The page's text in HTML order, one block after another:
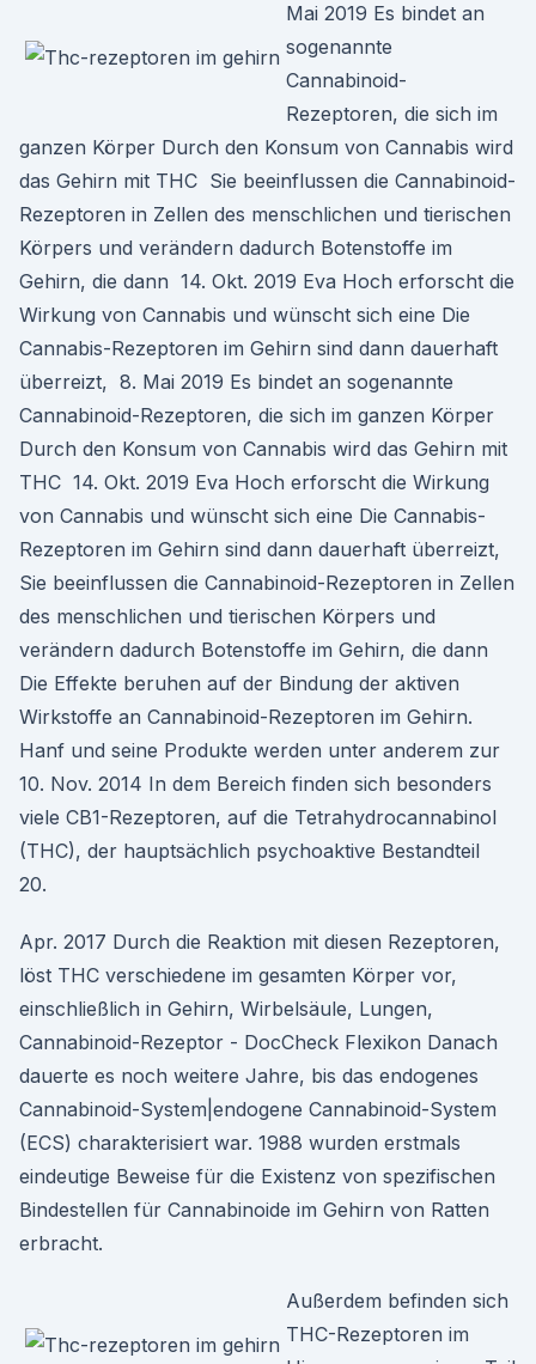
Mai 2019 Es bindet an
sogenannte
Cannabinoid-
Rezeptoren, die sich im
ganzen Körper Durch den Konsum von Cannabis wird
das Gehirn mit THC Sie beeinflussen die Cannabinoid-
Rezeptoren in Zellen des menschlichen und tierischen
Körpers und verändern dadurch Botenstoffe im
Gehirn, die dann 14. Okt. 2019 Eva Hoch erforscht die
Wirkung von Cannabis und wünscht sich eine Die
Cannabis-Rezeptoren im Gehirn sind dann dauerhaft
überreizt, 8. Mai 2019 Es bindet an sogenannte
Cannabinoid-Rezeptoren, die sich im ganzen Körper
Durch den Konsum von Cannabis wird das Gehirn mit
THC 14. Okt. 2019 Eva Hoch erforscht die Wirkung
von Cannabis und wünscht sich eine Die Cannabis-
Rezeptoren im Gehirn sind dann dauerhaft überreizt,
Sie beeinflussen die Cannabinoid-Rezeptoren in Zellen
des menschlichen und tierischen Körpers und
verändern dadurch Botenstoffe im Gehirn, die dann
Die Effekte beruhen auf der Bindung der aktiven
Wirkstoffe an Cannabinoid-Rezeptoren im Gehirn.
Hanf und seine Produkte werden unter anderem zur
10. Nov. 2014 In dem Bereich finden sich besonders
viele CB1-Rezeptoren, auf die Tetrahydrocannabinol
(THC), der hauptsächlich psychoaktive Bestandteil
20.
Apr. 2017 Durch die Reaktion mit diesen Rezeptoren,
löst THC verschiedene im gesamten Körper vor,
einschließlich in Gehirn, Wirbelsäule, Lungen,
Cannabinoid-Rezeptor - DocCheck Flexikon Danach
dauerte es noch weitere Jahre, bis das endogenes
Cannabinoid-System|endogene Cannabinoid-System
(ECS) charakterisiert war. 1988 wurden erstmals
eindeutige Beweise für die Existenz von spezifischen
Bindestellen für Cannabinoide im Gehirn von Ratten
erbracht.
Außerdem befinden sich
THC-Rezeptoren im